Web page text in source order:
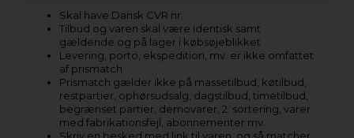
Skal have Dansk CVR nr.
Tilbud og varen skal være identisk samt
gældende og på lager i købsøjeblikket
Levering, porto, ekspedition, mv. er ikke omfattet
af prismatch
Prismatch gælder ikke på massetilbud, køtilbud,
restpartier, ophørsudsalg, dagstilbud, timetilbud,
begrænset partier, demovarer, 2. sortering, varer
med fabrikationsfejl, abonnementer mv.